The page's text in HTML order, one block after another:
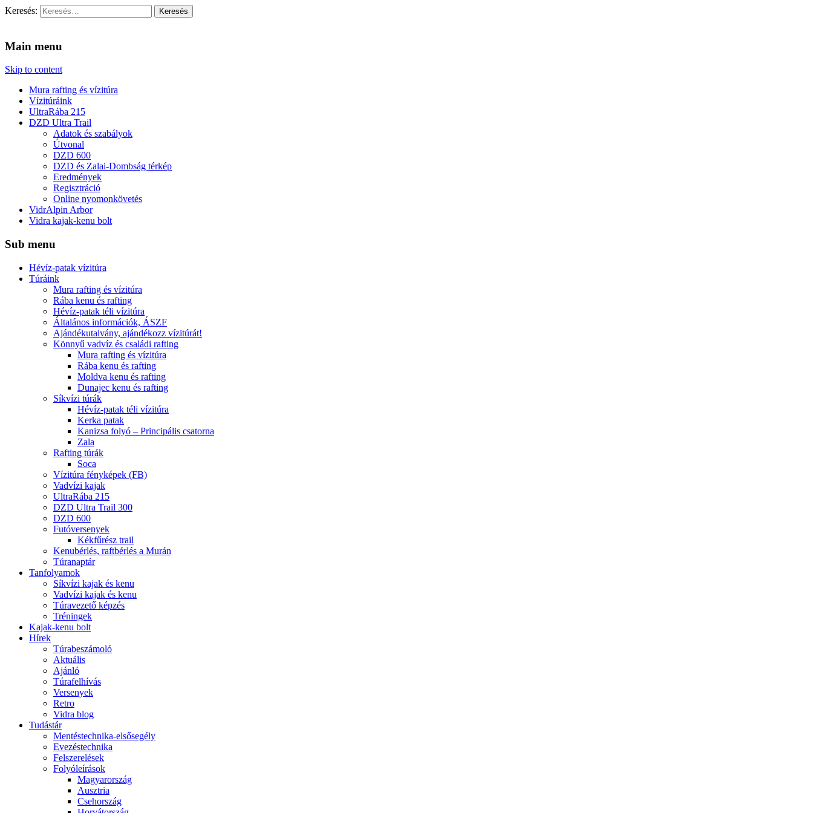
Keresés:
Main menu
Skip to content
Mura rafting és vízitúra
Vízitúráink
UltraRába 215
DZD Ultra Trail
Adatok és szabályok
Útvonal
DZD 600
DZD és Zalai-Dombság térkép
Eredmények
Regisztráció
Online nyomonkövetés
VidrAlpin Arbor
Vidra kajak-kenu bolt
Sub menu
Hévíz-patak vízitúra
Túráink
Mura rafting és vízitúra
Rába kenu és rafting
Hévíz-patak téli vízitúra
Általános információk, ÁSZF
Ajándékutalvány, ajándékozz vízitúrát!
Könnyű vadvíz és családi rafting
Mura rafting és vízitúra
Rába kenu és rafting
Moldva kenu és rafting
Dunajec kenu és rafting
Síkvízi túrák
Hévíz-patak téli vízitúra
Kerka patak
Kanizsa folyó – Principális csatorna
Zala
Rafting túrák
Soca
Vízitúra fényképek (FB)
Vadvízi kajak
UltraRába 215
DZD Ultra Trail 300
DZD 600
Futóversenyek
Kékfűrész trail
Kenubérlés, raftbérlés a Murán
Túranaptár
Tanfolyamok
Síkvízi kajak és kenu
Vadvízi kajak és kenu
Túravezető képzés
Tréningek
Kajak-kenu bolt
Hírek
Túrabeszámoló
Aktuális
Ajánló
Túrafelhívás
Versenyek
Retro
Vidra blog
Tudástár
Mentéstechnika-elsősegély
Evezéstechnika
Felszerelések
Folyóleírások
Magyarország
Ausztria
Csehország